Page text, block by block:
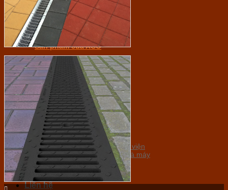
SCG
Secoin
Sản phẩm của ACO
Mương thoát nước
Máy tách mỡ
Tin tức
Tin dự án
Tin công ty
Dự án
Khu dân cư, chung cư
Khu nghỉ dưỡng, khách sạn
Văn phòng, trường học, bệnh viện
Sân bay, khu công nghiệp, nhà máy
Tuyển dụng
Liên hệ